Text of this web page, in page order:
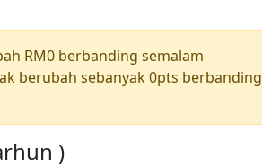
RM0 berbanding semalam
berubah sebanyak 0pts berbanding
)